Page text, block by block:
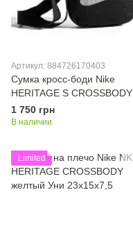
Артикул: 884726170403
Сумка кросс-боди Nike
HERITAGE S CROSSBODY
черный Уни 18х12х3 см
1 750 грн
В наличии
Limited